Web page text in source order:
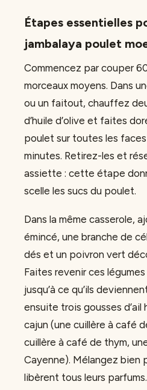
Étapes essentielles
jambalaya poulet
Commencez par couper
morceaux moyens. Dans
ou un faitout, chauffez
d’huile d’olive et faites
poulet sur toutes les
minutes. Retirez-les et
assiette : cette étape
scelle les sucs du poulet.
Dans la même casserole,
émincé, une branche de
dés et un poivron vert
Faites revenir ces
jusqu’à ce qu’ils
ensuite trois gousses
cajun (une cuillère à café
cuillère à café de thym,
Cayenne). Mélangez bien
libèrent tous leurs parfums.